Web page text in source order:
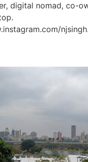
digital nomad, co-